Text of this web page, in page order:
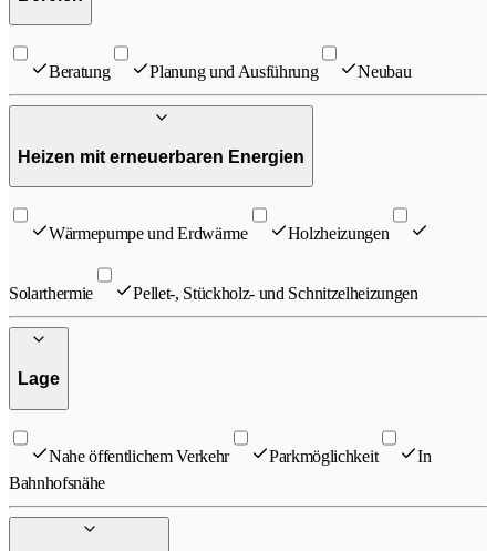
Beratung Planung und Ausführung Neubau
Heizen mit erneuerbaren Energien
Wärmepumpe und Erdwärme Holzheizungen
Solarthermie Pellet-, Stückholz- und Schnitzelheizungen
Lage
Nahe öffentlichem Verkehr Parkmöglichkeit
In
Bahnhofsnähe